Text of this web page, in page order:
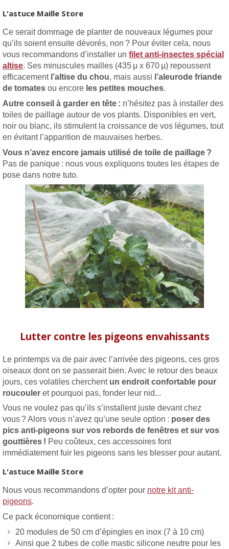
L'astuce Maille Store
Ce serait dommage de planter de nouveaux légumes pour
qu’ils soient ensuite dévorés, non ? Pour éviter cela, nous
vous recommandons d’installer un filet anti-insectes spécial
altise. Ses minuscules mailles (435 µ x 670 µ) repoussent
efficacement l’altise du chou, mais aussi l’aleurode friande
de tomates ou encore les petites mouches.
Autre conseil à garder en tête : n’hésitez pas à installer des
toiles de paillage autour de vos plants. Disponibles en vert,
noir ou blanc, ils stimulent la croissance de vos légumes, tout
en évitant l’apparition de mauvaises herbes.
Vous n’avez encore jamais utilisé de toile de paillage ?
Pas de panique : nous vous expliquons toutes les étapes de
pose dans notre tuto.
Lutter contre les pigeons envahissants
Le printemps va de pair avec l’arrivée des pigeons, ces gros
oiseaux dont on se passerait bien. Avec le retour des beaux
jours, ces volatiles cherchent un endroit confortable pour
roucouler et pourquoi pas, fonder leur nid...
Vous ne voulez pas qu’ils s’installent juste devant chez
vous ? Alors vous n’avez qu’une seule option : poser des
pics anti-pigeons sur vos rebords de fenêtres et sur vos
gouttières ! Peu coûteux, ces accessoires font
immédiatement fuir les pigeons sans les blesser pour autant.
L'astuce Maille Store
Nous vous recommandons d’opter pour notre kit anti-
pigeons.
Ce pack économique contient :
20 modules de 50 cm d’épingles en inox (7 à 10 cm)
Ainsi que 2 tubes de colle mastic silicone neutre pour les